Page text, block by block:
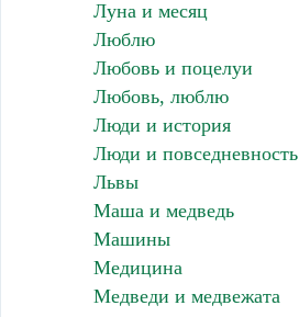
Луна и месяц
Люблю
Любовь и поцелуи
Любовь, люблю
Люди и история
Люди и повседневность
Львы
Маша и медведь
Машины
Медицина
Медведи и медвежата